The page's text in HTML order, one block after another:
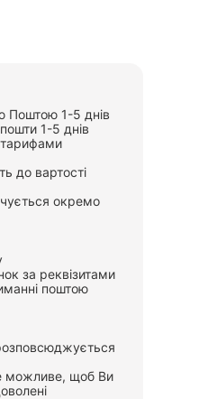
Поштою 1-5 днів
1-5 днів
тарифами
до вартості
окремо
за реквізитами
поштою
можливе, щоб Ви